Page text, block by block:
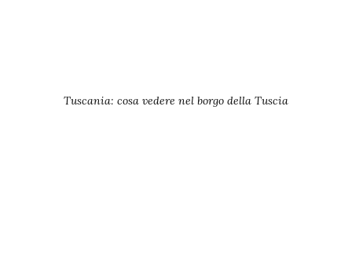
Tuscania: cosa vedere nel borgo della Tuscia